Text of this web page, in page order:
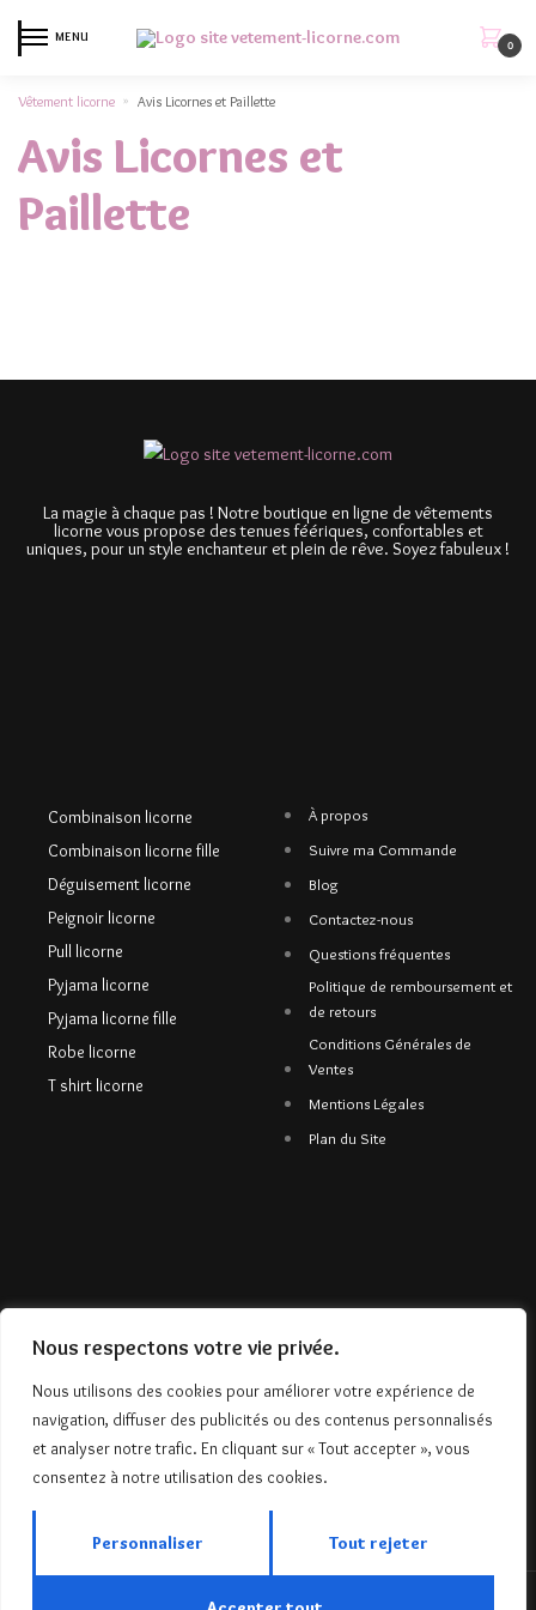
Nous respectons votre vie privée.
Nous utilisons des cookies pour améliorer votre expérience de
navigation, diffuser des publicités ou des contenus personnalisés
et analyser notre trafic. En cliquant sur « Tout accepter », vous
consentez à notre utilisation des cookies.
Personnaliser Tout rejeter
MENU
0
Vêtement licorne » Avis Licornes et Paillette
Avis Licornes et
Paillette
La magie à chaque pas ! Notre boutique en ligne de vêtements
licorne vous propose des tenues féériques, confortables et
uniques, pour un style enchanteur et plein de rêve. Soyez fabuleux !
Combinaison licorne
Combinaison licorne fille
Déguisement licorne
Peignoir licorne
Pull licorne
Pyjama licorne
Pyjama licorne fille
Robe licorne
T shirt licorne
À propos
Suivre ma Commande
Blog
Contactez-nous
Questions fréquentes
Politique de remboursement et
de retours
Conditions Générales de
Ventes
Mentions Légales
Plan du Site